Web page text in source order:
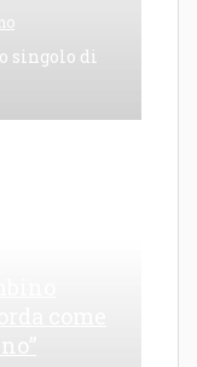
singolo di